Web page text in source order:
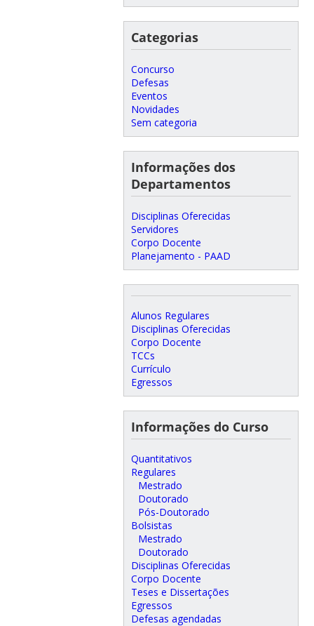
Categorias
Concurso
Defesas
Eventos
Novidades
Sem categoria
Informações dos
Departamentos
Disciplinas Oferecidas
Servidores
Corpo Docente
Planejamento - PAAD
Alunos Regulares
Disciplinas Oferecidas
Corpo Docente
TCCs
Currículo
Egressos
Informações do Curso
Quantitativos
Regulares
Mestrado
Doutorado
Pós-Doutorado
Bolsistas
Mestrado
Doutorado
Disciplinas Oferecidas
Corpo Docente
Teses e Dissertações
Egressos
Defesas agendadas